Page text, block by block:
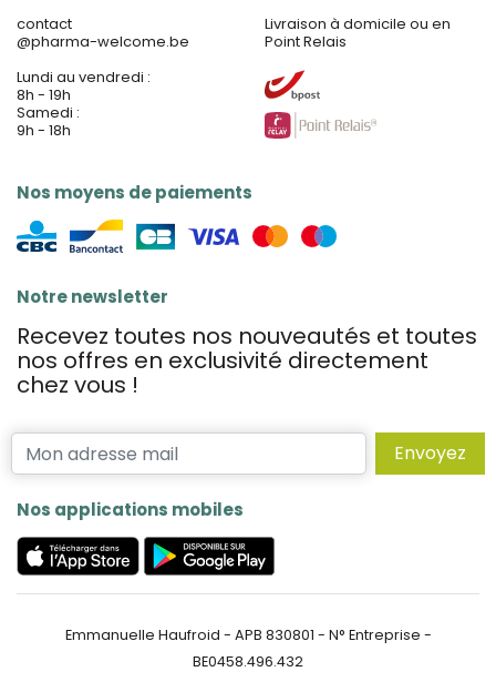
contact
@pharma-welcome.be
Lundi au vendredi :
8h - 19h
Samedi :
9h - 18h
Nos moyens de paiements
Livraison à domicile ou en
Point Relais
Notre newsletter
Recevez toutes nos nouveautés et toutes
nos offres en exclusivité directement
chez vous !
Envoyez
Nos applications mobiles
Emmanuelle Haufroid - APB 830801 - N° Entreprise -
BE0458.496.432